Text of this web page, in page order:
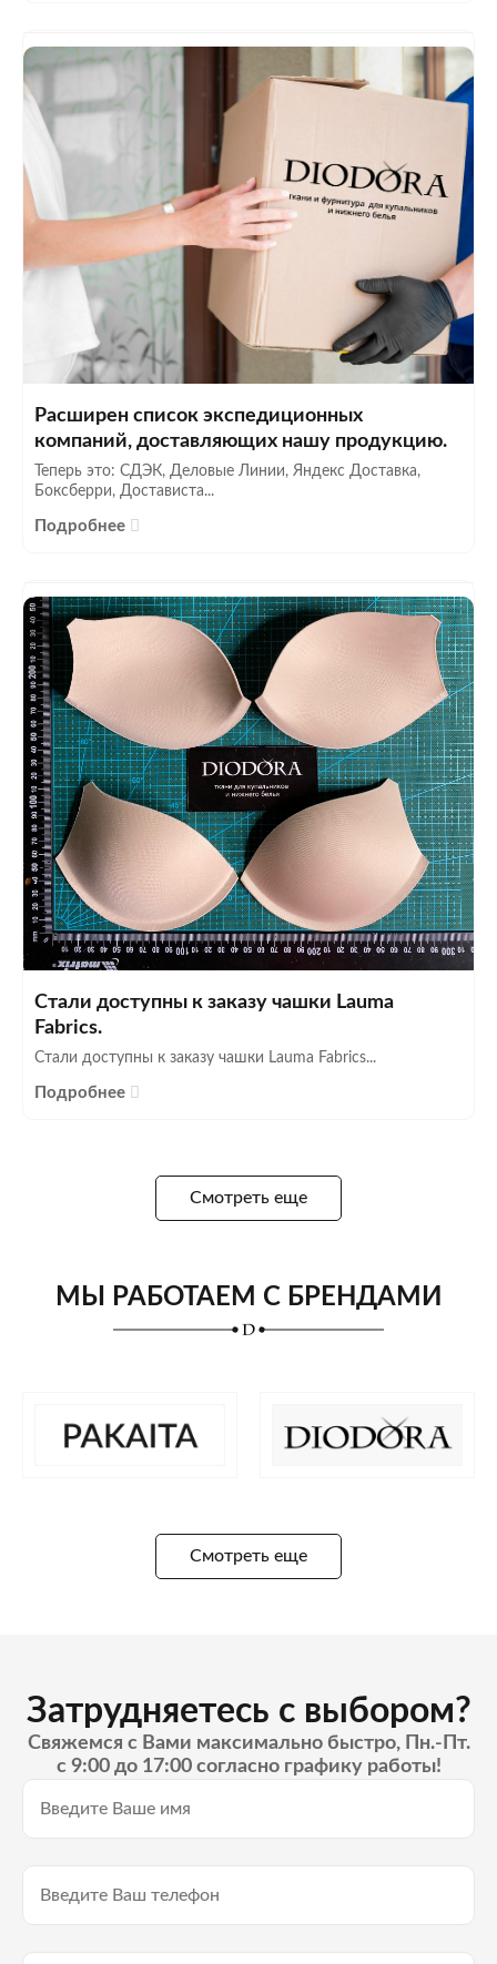
Расширен список экспедиционных
компаний, доставляющих нашу продукцию.
Теперь это: СДЭК, Деловые Линии, Яндекс Доставка,
Боксберри, Достависта...
Подробнее
Стали доступны к заказу чашки Lauma
Fabrics.
Стали доступны к заказу чашки Lauma Fabrics...
Подробнее
Смотреть еще
МЫ РАБОТАЕМ С БРЕНДАМИ
Смотреть еще
Затрудняетесь с выбором?
Свяжемся с Вами максимально быстро, Пн.-Пт.
с 9:00 до 17:00 согласно графику работы!